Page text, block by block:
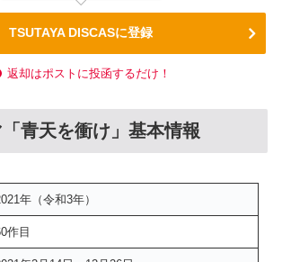
TSUTAYA DISCASに登録
返却はポストに投函するだけ！
青天を衝け」基本情報
年（令和3年）
作目